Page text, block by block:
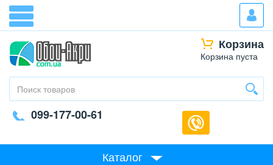
Корзина
Корзина пуста
099-177-00-61
Каталог